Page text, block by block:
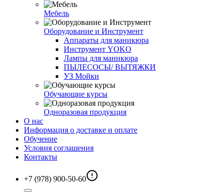
Мебель
Оборудование и Инструмент
Аппараты для маникюра
Инструмент YOKO
Лампы для маникюра
ПЫЛЕСОСЫ/ ВЫТЯЖКИ
УЗ Мойки
Обучающие курсы
Одноразовая продукция
О нас
Информация о доставке и оплате
Обучение
Условия соглашения
Контакты
+7 (978) 900-50-60